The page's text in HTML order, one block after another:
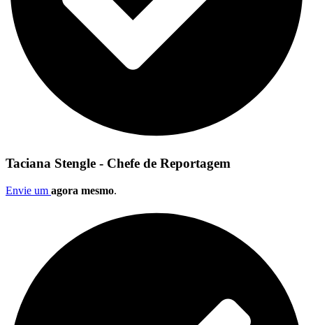
Taciana Stengle - Chefe de Reportagem
Envie um agora mesmo.